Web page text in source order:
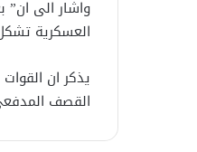
واشار الى ان”
العسكرية تشكل
يذكر ان
القصف